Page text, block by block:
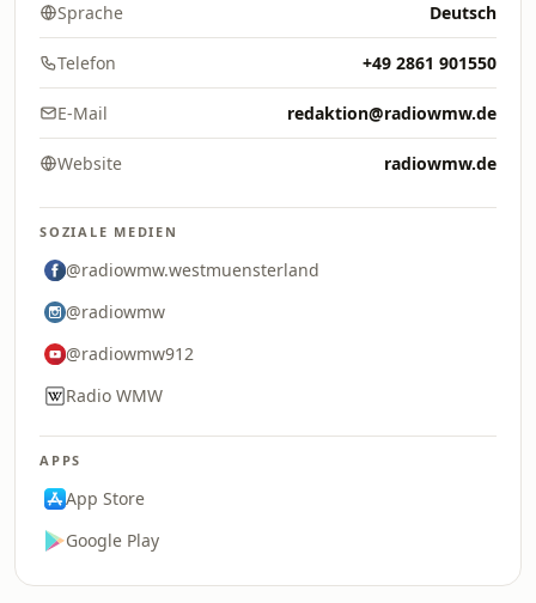
Sprache Deutsch
Telefon +49 2861 901550
E-Mail redaktion@radiowmw.de
Website radiowmw.de
SOZIALE MEDIEN
@radiowmw.westmuensterland
@radiowmw
@radiowmw912
Radio WMW
APPS
App Store
Google Play